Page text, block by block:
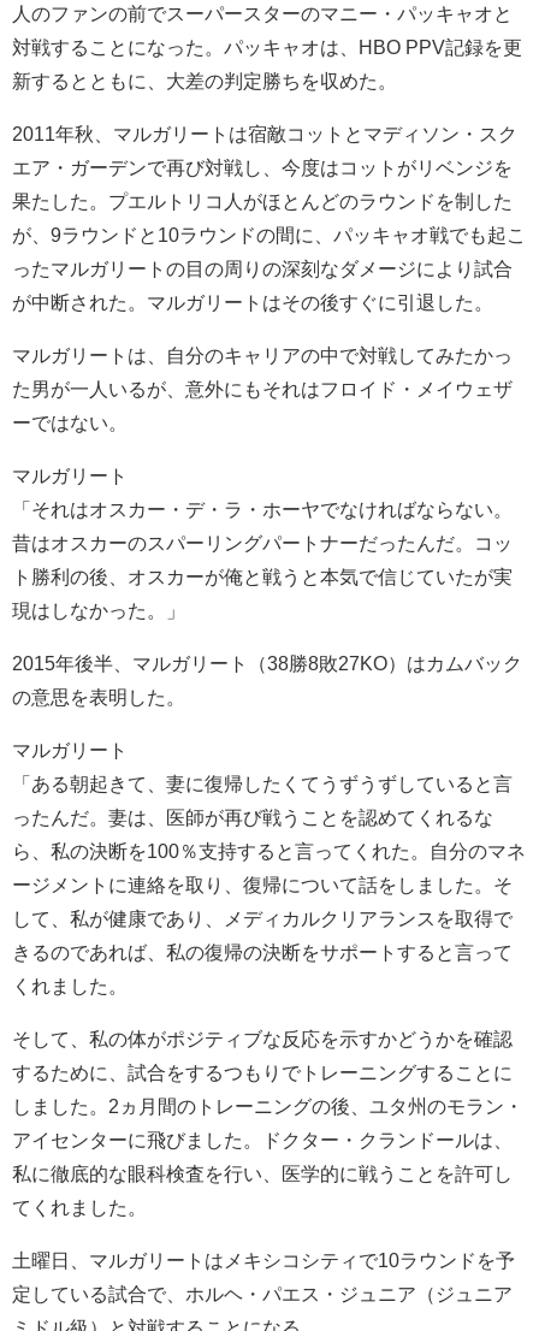
人のファンの前でスーパースターのマニー・パッキャオと
対戦することになった。パッキャオは、HBO PPV記録を更
新するとともに、大差の判定勝ちを収めた。
2011年秋、マルガリートは宿敵コットとマディソン・スク
エア・ガーデンで再び対戦し、今度はコットがリベンジを
果たした。プエルトリコ人がほとんどのラウンドを制した
が、9ラウンドと10ラウンドの間に、パッキャオ戦でも起こ
ったマルガリートの目の周りの深刻なダメージにより試合
が中断された。マルガリートはその後すぐに引退した。
マルガリートは、自分のキャリアの中で対戦してみたかっ
た男が一人いるが、意外にもそれはフロイド・メイウェザ
ーではない。
マルガリート
「それはオスカー・デ・ラ・ホーヤでなければならない。
昔はオスカーのスパーリングパートナーだったんだ。コッ
ト勝利の後、オスカーが俺と戦うと本気で信じていたが実
現はしなかった。」
2015年後半、マルガリート（38勝8敗27KO）はカムバック
の意思を表明した。
マルガリート
「ある朝起きて、妻に復帰したくてうずうずしていると言
ったんだ。妻は、医師が再び戦うことを認めてくれるな
ら、私の決断を100％支持すると言ってくれた。自分のマネ
ージメントに連絡を取り、復帰について話をしました。そ
して、私が健康であり、メディカルクリアランスを取得で
きるのであれば、私の復帰の決断をサポートすると言って
くれました。
そして、私の体がポジティブな反応を示すかどうかを確認
するために、試合をするつもりでトレーニングすることに
しました。2ヵ月間のトレーニングの後、ユタ州のモラン・
アイセンターに飛びました。ドクター・クランドールは、
私に徹底的な眼科検査を行い、医学的に戦うことを許可し
てくれました。
土曜日、マルガリートはメキシコシティで10ラウンドを予
定している試合で、ホルヘ・パエス・ジュニア（ジュニア